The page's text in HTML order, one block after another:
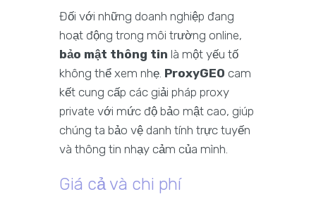
Đối với những doanh nghiệp đang
hoạt động trong môi trường online,
bảo mật thông tin là một yếu tố
không thể xem nhẹ. ProxyGEO cam
kết cung cấp các giải pháp proxy
private với mức độ bảo mật cao, giúp
chúng ta bảo vệ danh tính trực tuyến
và thông tin nhạy cảm của mình.
Giá cả và chi phí